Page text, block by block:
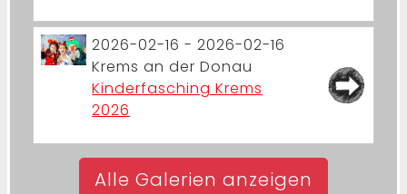
2026-02-16 - 2026-02-16
Krems an der Donau
Kinderfasching Krems
2026
Alle Galerien anzeigen